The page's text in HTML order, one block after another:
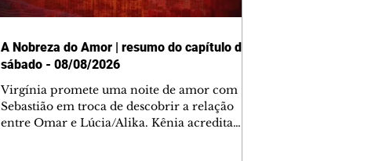
A Nobreza do Amor | resumo do capítulo de
sábado - 08/08/2026
Virgínia promete uma noite de amor com
Sebastião em troca de descobrir a relação
entre Omar e Lúcia/Alika. Kênia acredita